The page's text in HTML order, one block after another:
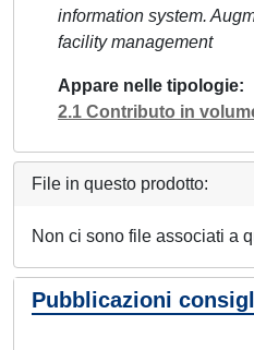
information system.
facility management
Appare nelle tipologie
2.1 Contributo in
File in questo prodotto:
Non ci sono file associati a
Pubblicazioni